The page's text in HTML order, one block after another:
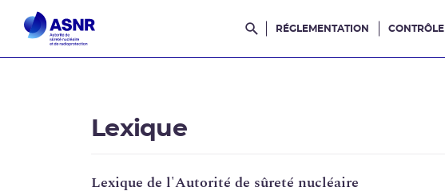
Rechercher dans le site
RÉGLEMENTATION CONTRÔLE
Lexique
Lexique de l'Autorité de sûreté nucléaire